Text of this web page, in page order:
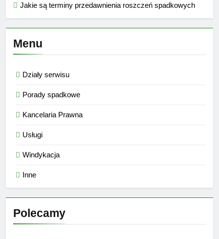
Jakie są terminy przedawnienia roszczeń spadkowych
Menu
Działy serwisu
Porady spadkowe
Kancelaria Prawna
Usługi
Windykacja
Inne
Polecamy